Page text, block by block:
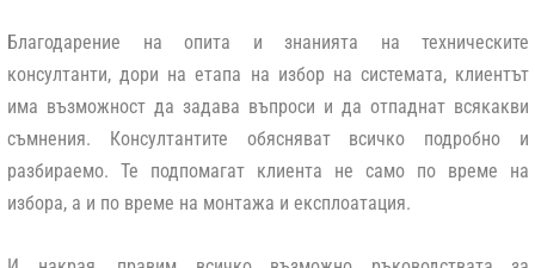
Благодарение на опита и знанията на техническите
консултанти, дори на етапа на избор на системата, клиентът
има възможност да задава въпроси и да отпаднат всякакви
съмнения. Консултантите обясняват всичко подробно и
разбираемо. Те подпомагат клиента не само по време на
избора, а и по време на монтажа и експлоатация.